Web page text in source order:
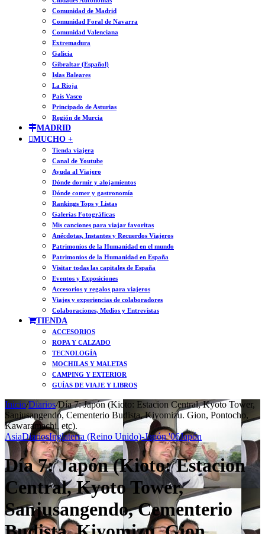
Comunidad de Madrid
Comunidad Foral de Navarra
Comunidad Valenciana
Extremadura
Galicia
Gibraltar (Español)
Islas Baleares
La Rioja
País Vasco
Principado de Asturias
Región de Murcia
MADRID
MUCHO +
Tienda viajera
Canal de Youtube
Ayuda al Viajero
Dónde dormir y alojamientos
Dónde comer y gastronomía
Rankings Tops y Listas
Galerías Fotográficas
Mis canciones para viajar favoritas
Anécdotas, Instantes y Recuerdos Viajeros
Patrimonios de la Humanidad en el mundo
Patrimonios de la Humanidad en España
Visitar todas las capitales de España
Eventos y Exposiciones
Accesorios y regalos para viajeros
Viajes y experiencias de colaboradores
Colaboraciones, Medios y Entrevistas
TIENDA
ACCESORIOS
ROPA Y CALZADO
TECNOLOGÍA
MOCHILAS Y MALETAS
CAMPING Y EXTERIOR
GUÍAS DE VIAJE Y LIBROS
Inicio/Diarios/Día 7: Japón (Kioto: Estacion Central, Kyoto Tower,
Sanjusangendo, Cementerio Budista, Kiyomizu. Gion, Pontocho,
Kawaramachi, etc).
AsiaDiariosInglaterra (Reino Unido)-Japón '06Japón
Día 7: Japón (Kioto: Estacion
Central, Kyoto Tower,
Sanjusangendo, Cementerio